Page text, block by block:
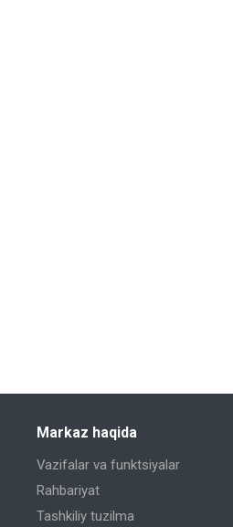
Markaz haqida
Vazifalar va funktsiyalar
Rahbariyat
Tashkiliy tuzilma